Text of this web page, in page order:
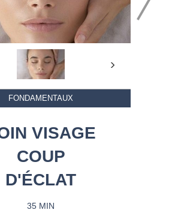
FONDAMENTAUX
VISAGE
COUP
D'ÉCLAT
35 MIN